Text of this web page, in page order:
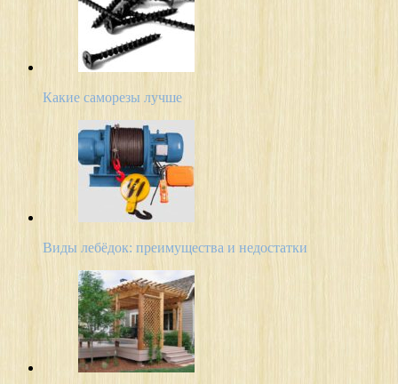
Какие саморезы лучше
Виды лебёдок: преимущества и недостатки